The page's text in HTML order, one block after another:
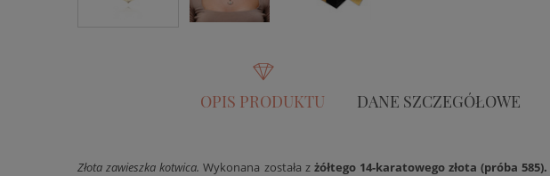
OPIS PRODUKTU DANE SZCZEGÓŁOWE
Złota zawieszka kotwica. Wykonana została z żółtego 14-karatowego złota (próba 585).